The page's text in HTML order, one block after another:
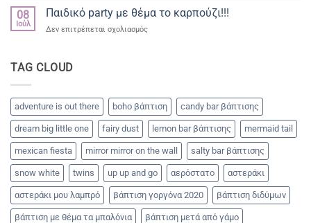
βάπτιση
08
Ιούλ
Παιδικό party με θέμα το καρπούζι!!!
Δεν επιτρέπεται σχολιασμόςστο
καρπούζι!!!
TAG CLOUD
adventure is out there boho βάπτιση candy bar βάπτισης
dream big little one fairy dust lemon bar βάπτισης mermaid tail
mexican fiesta mirror mirror on the wall salty bar βάπτισης
snow white twins up up and go αερόστατο αστεράκι
αστεράκι μου λαμπρό βάπτιση γοργόνα 2020 βάπτιση διδύμων
βάπτιση με θέμα τα μπαλόνια βάπτιση μετά από γάμο